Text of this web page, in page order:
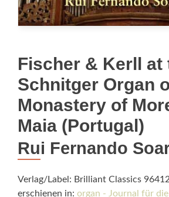
Fischer & Kerll at
Schnitger Organ
Monastery of
Maia (Portugal)
Rui Fernando
Verlag/Label: Brilliant Classics
erschienen in: organ - Journal für